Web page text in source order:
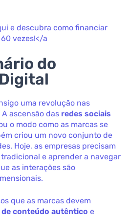
e descubra como financiar
vezes!</a
do
uma revolução nas
ascensão das redes sociais
o modo como as marcas se
criou um novo conjunto de
Hoje, as empresas precisam
e aprender a navegar
as interações são
que as marcas devem
conteúdo autêntico e